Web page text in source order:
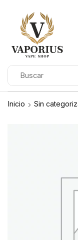
Inicio Sin